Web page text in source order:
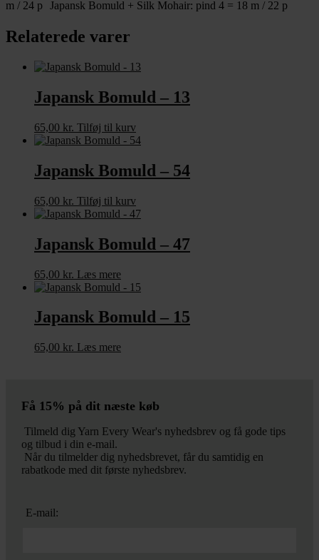
m / 24 p Japansk Bomuld + Silk Mohair: pind 4 = 18 m / 22 p
Relaterede varer
Japansk Bomuld – 13
65,00 kr. Tilføj til kurv
Japansk Bomuld – 54
65,00 kr. Tilføj til kurv
Japansk Bomuld – 47
65,00 kr. Læs mere
Japansk Bomuld – 15
65,00 kr. Læs mere
Få 15% på dit næste køb
Tilmeld dig Yarn Every Wear's nyhedsbrev og få gode tips
og tilbud i din e-mail.
Når du tilmelder dig nyhedsbrevet, får du samtidig en
rabatkode med dit første nyhedsbrev.
E-mail: